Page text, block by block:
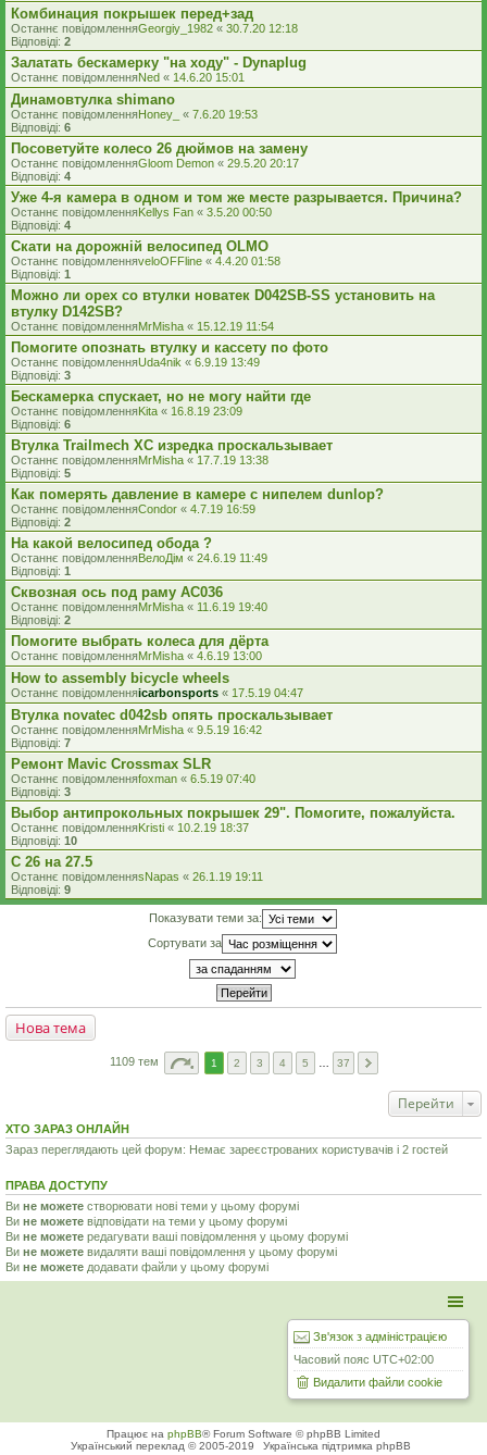
Комбинация покрышек перед+зад
Останнє повідомленняGeorgiy_1982 « 30.7.20 12:18
Відповіді: 2
Залатать бескамерку "на ходу" - Dynaplug
Останнє повідомленняNed « 14.6.20 15:01
Динамовтулка shimano
Останнє повідомленняHoney_ « 7.6.20 19:53
Відповіді: 6
Посоветуйте колесо 26 дюймов на замену
Останнє повідомленняGloom Demon « 29.5.20 20:17
Відповіді: 4
Уже 4-я камера в одном и том же месте разрывается. Причина?
Останнє повідомленняKellys Fan « 3.5.20 00:50
Відповіді: 4
Скати на дорожній велосипед ОLMO
Останнє повідомленняveloOFFline « 4.4.20 01:58
Відповіді: 1
Можно ли орех со втулки новатек D042SB-SS установить на
втулку D142SB?
Останнє повідомленняMrMisha « 15.12.19 11:54
Помогите опознать втулку и кассету по фото
Останнє повідомленняUda4nik « 6.9.19 13:49
Відповіді: 3
Бескамерка спускает, но не могу найти где
Останнє повідомленняKita « 16.8.19 23:09
Відповіді: 6
Втулка Trailmech XC изредка проскальзывает
Останнє повідомленняMrMisha « 17.7.19 13:38
Відповіді: 5
Как померять давление в камере с нипелем dunlop?
Останнє повідомленняCondor « 4.7.19 16:59
Відповіді: 2
На какой велосипед обода ?
Останнє повідомленняВелоДім « 24.6.19 11:49
Відповіді: 1
Сквозная ось под раму AC036
Останнє повідомленняMrMisha « 11.6.19 19:40
Відповіді: 2
Помогите выбрать колеса для дёрта
Останнє повідомленняMrMisha « 4.6.19 13:00
How to assembly bicycle wheels
Останнє повідомленняicarbonsports « 17.5.19 04:47
Втулка novatec d042sb опять проскальзывает
Останнє повідомленняMrMisha « 9.5.19 16:42
Відповіді: 7
Ремонт Mavic Crossmax SLR
Останнє повідомленняfoxman « 6.5.19 07:40
Відповіді: 3
Выбор антипрокольных покрышек 29". Помогите, пожалуйста.
Останнє повідомленняKristi « 10.2.19 18:37
Відповіді: 10
С 26 на 27.5
Останнє повідомленняsNapas « 26.1.19 19:11
Відповіді: 9
Показувати теми за:
Сортувати за
Нова тема
1109 тем 1 2 3 4 5 37
Перейти
ХТО ЗАРАЗ ОНЛАЙН
Зараз переглядають цей форум: Немає зареєстрованих користувачів і 2 гостей
ПРАВА ДОСТУПУ
Ви не можете створювати нові теми у цьому форумі
Ви не можете відповідати на теми у цьому форумі
Ви не можете редагувати ваші повідомлення у цьому форумі
Ви не можете видаляти ваші повідомлення у цьому форумі
Ви не можете додавати файли у цьому форумі
Зв'язок з адміністрацією
Часовий пояс UTC+02:00
Видалити файли cookie
Працює на phpBB® Forum Software © phpBB Limited
Український переклад © 2005-2019
Українська підтримка phpBB